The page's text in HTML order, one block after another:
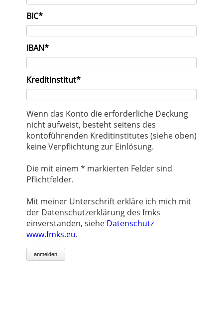
Pflichtfeld
BIC*
Pflichtfeld
IBAN*
Pflichtfeld
Kreditinstitut*
Wenn das Konto die erforderliche Deckung
nicht aufweist, besteht seitens des
kontoführenden Kreditinstitutes (siehe oben)
keine Verpflichtung zur Einlösung.
Die mit einem * markierten Felder sind
Pflichtfelder.
Mit meiner Unterschrift erkläre ich mich mit
der Datenschutzerklärung des fmks
einverstanden, siehe Datenschutz
www.fmks.eu.
anmelden